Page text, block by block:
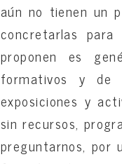
aún no tienen un
concretarlas
proponen es
formativos y de
exposiciones y
sin recursos,
preguntarnos, por